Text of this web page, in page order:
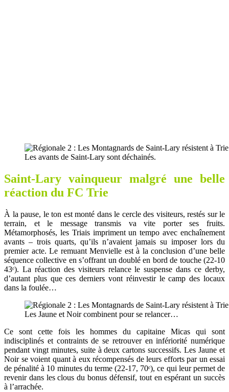
Les avants de Saint-Lary sont déchainés.
Saint-Lary vainqueur malgré une belle
réaction du FC Trie
À la pause, le ton est monté dans le cercle des visiteurs, restés sur le
terrain, et le message transmis va vite porter ses fruits.
Métamorphosés, les Triais impriment un tempo avec enchaînement
avants – trois quarts, qu’ils n’avaient jamais su imposer lors du
premier acte. Le remuant Menvielle est à la conclusion d’une belle
séquence collective en s’offrant un doublé en bord de touche (22-10
43ᵉ). La réaction des visiteurs relance le suspense dans ce derby,
d’autant plus que ces derniers vont réinvestir le camp des locaux
dans la foulée…
Les Jaune et Noir combinent pour se relancer…
Ce sont cette fois les hommes du capitaine Micas qui sont
indisciplinés et contraints de se retrouver en infériorité numérique
pendant vingt minutes, suite à deux cartons successifs. Les Jaune et
Noir se voient quant à eux récompensés de leurs efforts par un essai
de pénalité à 10 minutes du terme (22-17, 70ᵉ), ce qui leur permet de
revenir dans les clous du bonus défensif, tout en espérant un succès
à l’arrachée.